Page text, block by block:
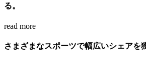
る。
read more
さまざまなスポーツで幅広いシェアを